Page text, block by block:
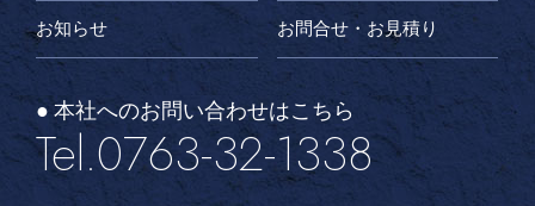
お知らせ お問合せ・お見積り
● 本社へのお問い合わせはこちら
Tel.0763-32-1338